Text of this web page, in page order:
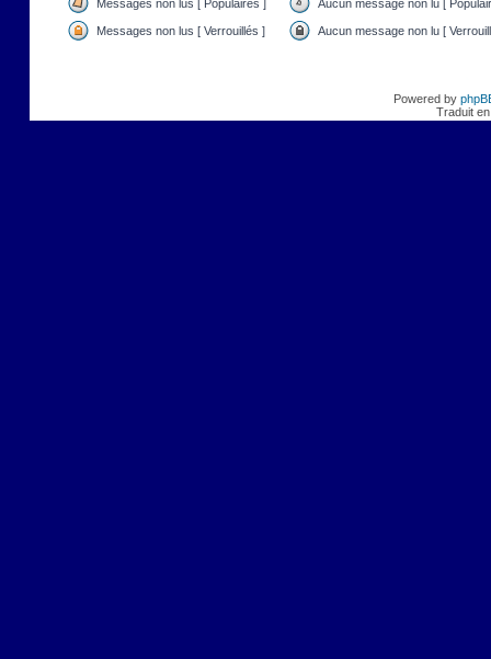
Messages non lus [ Populaires ] Aucun message non lu [
Messages non lus [ Verrouillés ] Aucun message non lu [
Powered by
Traduit